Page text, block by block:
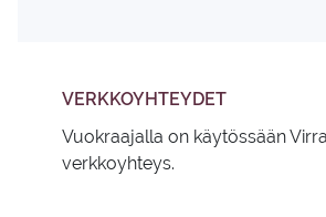
VERKKOYHTEYDET
Vuokraajalla on käytössään
verkkoyhteys.